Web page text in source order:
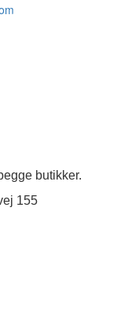
butikker.
155